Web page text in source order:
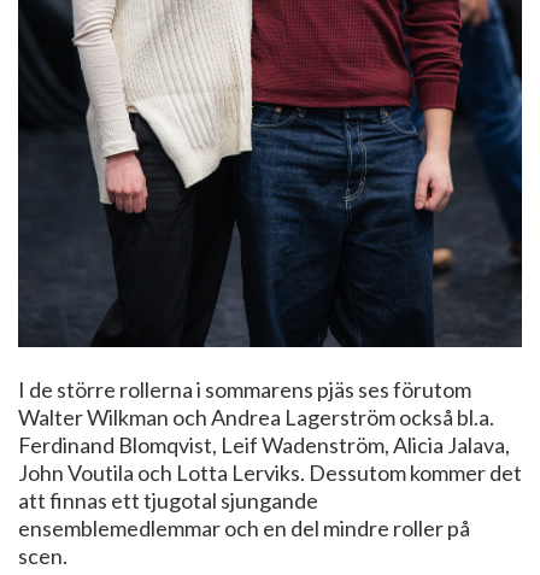
I de större rollerna i sommarens pjäs ses förutom
Walter Wilkman och Andrea Lagerström också bl.a.
Ferdinand Blomqvist, Leif Wadenström, Alicia Jalava,
John Voutila och Lotta Lerviks. Dessutom kommer det
att finnas ett tjugotal sjungande
ensemblemedlemmar och en del mindre roller på
scen.